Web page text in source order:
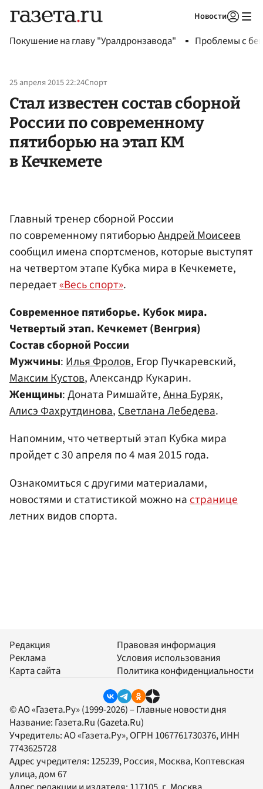
Новости
Покушение на главу "Уралдронзавода" Проблемы с
25 апреля 2015 22:24Спорт
Стал известен состав сборной
России по современному
пятиборью на этап КМ
в Кечкемете
Главный тренер сборной России
по современному пятиборьюАндрей Моисеев
сообщил имена спортсменов, которые выступят
на четвертом этапе Кубка мира в Кечкемете,
передает«Весь спорт».
Современное пятиборье. Кубок мира.
Четвертый этап. Кечкемет (Венгрия)
Состав сборной России
Мужчины:Илья Фролов, Егор Пучкаревский,
Максим Кустов, Александр Кукарин.
Женщины: Доната Римшайте,Анна Буряк,
Алисэ Фахрутдинова,Светлана Лебедева.
Напомним, что четвертый этап Кубка мира
пройдет с 30 апреля по 4 мая 2015 года.
Ознакомиться с другими материалами,
новостями и статистикой можно на странице
летних видов спорта.
Редакция
Реклама
Карта сайта
Правовая информация
Условия использования
Политика конфиденциальности
© АО «Газета.Ру» (1999-2026) – Главные новости дня
Название: Газета.Ru (Gazeta.Ru)
Учредитель:АО «Газета.Ру», ОГРН 1067761730376, ИНН
7743625728
Адрес учредителя: 125239, Россия, Москва, Коптевская
улица, дом 67